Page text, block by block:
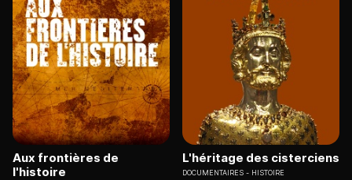
Aux frontières de
l'histoire
L'héritage des cisterciens
DOCUMENTAIRES HISTOIRE